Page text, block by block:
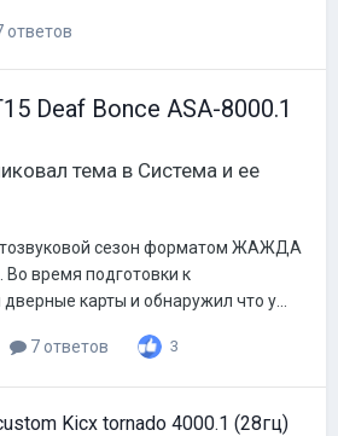
ответов
Deaf Bonce ASA-8000.1
тема в Система и ее
сезон форматом ЖАЖДА
Во время подготовки к
карты и обнаружил что у...
7 ответов 3
Kicx tornado 4000.1 (28гц)